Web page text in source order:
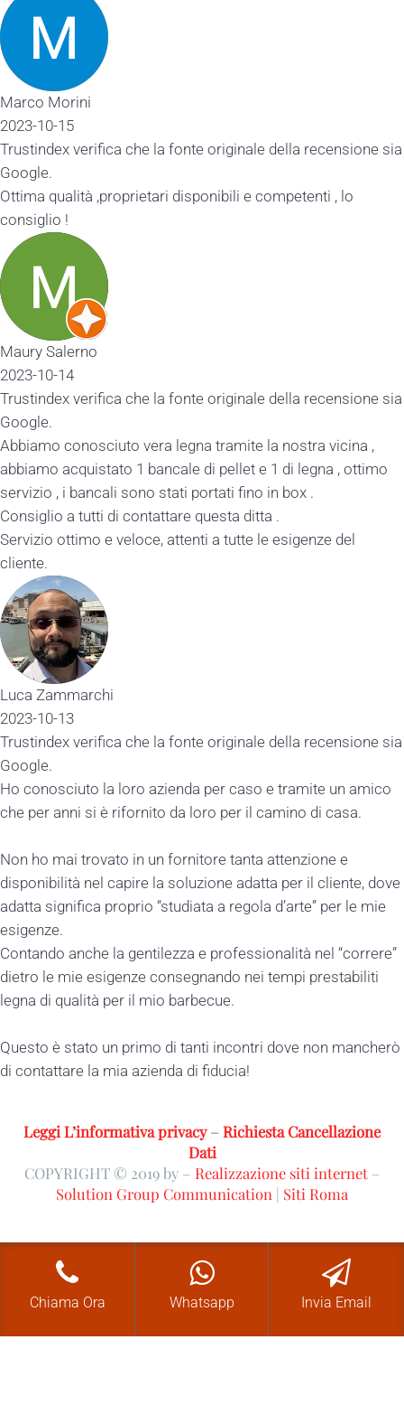
Marco Morini
2023-10-15
Trustindex verifica che la fonte originale della recensione sia
Google.
Ottima qualità ,proprietari disponibili e competenti , lo
consiglio !
Maury Salerno
2023-10-14
Trustindex verifica che la fonte originale della recensione sia
Google.
Abbiamo conosciuto vera legna tramite la nostra vicina ,
abbiamo acquistato 1 bancale di pellet e 1 di legna , ottimo
servizio , i bancali sono stati portati fino in box .
Consiglio a tutti di contattare questa ditta .
Servizio ottimo e veloce, attenti a tutte le esigenze del
cliente.
Luca Zammarchi
2023-10-13
Trustindex verifica che la fonte originale della recensione sia
Google.
Ho conosciuto la loro azienda per caso e tramite un amico
che per anni si è rifornito da loro per il camino di casa.
Non ho mai trovato in un fornitore tanta attenzione e
disponibilità nel capire la soluzione adatta per il cliente, dove
adatta significa proprio “studiata a regola d’arte” per le mie
esigenze.
Contando anche la gentilezza e professionalità nel “correre”
dietro le mie esigenze consegnando nei tempi prestabiliti
legna di qualità per il mio barbecue.
Questo è stato un primo di tanti incontri dove non mancherò
di contattare la mia azienda di fiducia!
Leggi L’informativa privacy– Richiesta Cancellazione
Dati
COPYRIGHT © 2019 by – Realizzazione siti internet–
Solution Group Communication | Siti Roma
Chiama Ora Whatsapp Invia Email